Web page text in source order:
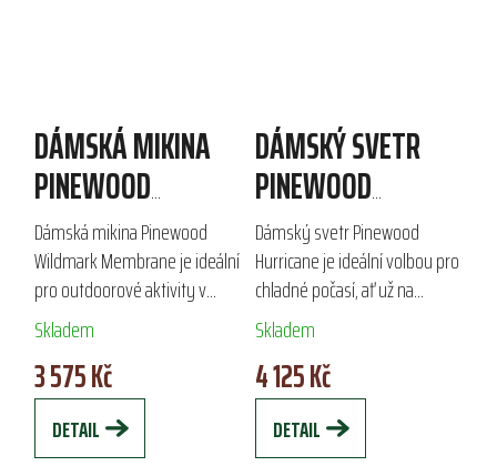
DÁMSKÁ MIKINA
PINEWOOD
WILDMARK
MEMBRANE
Dámská mikina Pinewood
Wildmark Membrane je ideální
pro outdoorové aktivity v
chladném počasí. Vyrobena z
jemného 240g fleece s anti-
pilling funkcí, nabízí vodě a
větru odolné...
Skladem
3 575 Kč
DETAIL
DÁMSKÝ SVETR
PINEWOOD
HURRICANE
Dámský svetr Pinewood
Hurricane je ideální volbou pro
chladné počasí, ať už na
turistiku nebo volný čas. Tento
funkční svetr s krátkým zipem
a stojáčkem kombinuje 50 %
vlny a 50...
Skladem
4 125 Kč
DETAIL